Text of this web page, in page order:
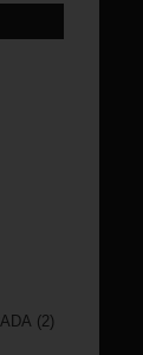
(2)